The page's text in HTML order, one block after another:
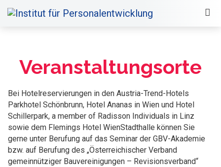
Veranstaltungsorte
Bei Hotelreservierungen in den Austria-Trend-Hotels
Parkhotel Schönbrunn, Hotel Ananas in Wien und Hotel
Schillerpark, a member of Radisson Individuals in Linz
sowie dem Flemings Hotel WienStadthalle können Sie
gerne unter Berufung auf das Seminar der GBV-Akademie
bzw. auf Berufung des „Österreichischer Verband
gemeinnütziger Bauvereinigungen – Revisionsverband“